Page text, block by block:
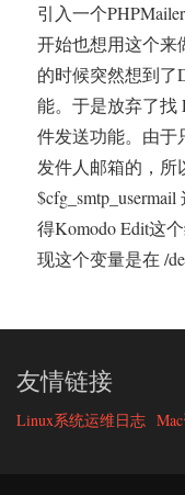
引入一个
开始也想用这个来
的时候突然想到了
能。于是放弃了找
件发送功能。由于
发件人邮箱的，所
得Komodo Edit这
现这个变量是在 /
友情链接
Linux系统运维日志